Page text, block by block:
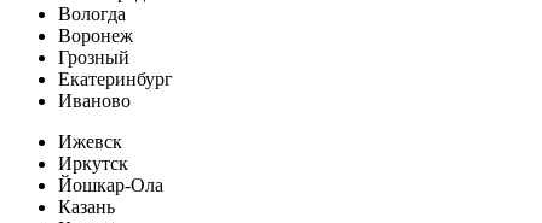
Вологда
Воронеж
Грозный
Екатеринбург
Иваново
Ижевск
Иркутск
Йошкар-Ола
Казань